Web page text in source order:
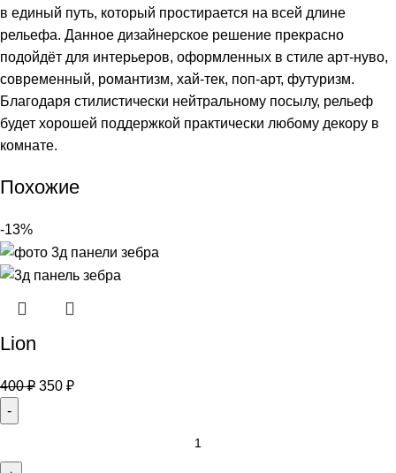
в единый путь, который простирается на всей длине
рельефа. Данное дизайнерское решение прекрасно
подойдёт для интерьеров, оформленных в стиле арт-нуво,
современный, романтизм, хай-тек, поп-арт, футуризм.
Благодаря стилистически нейтральному посылу, рельеф
будет хорошей поддержкой практически любому декору в
комнате.
Похожие
-13%
Lion
400₽ 350 ₽